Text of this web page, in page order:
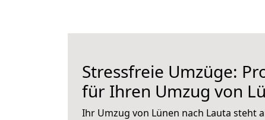
Stressfreie Umzüge:
für Ihren Umzug von
Ihr Umzug von Lünen nach Lauta steht